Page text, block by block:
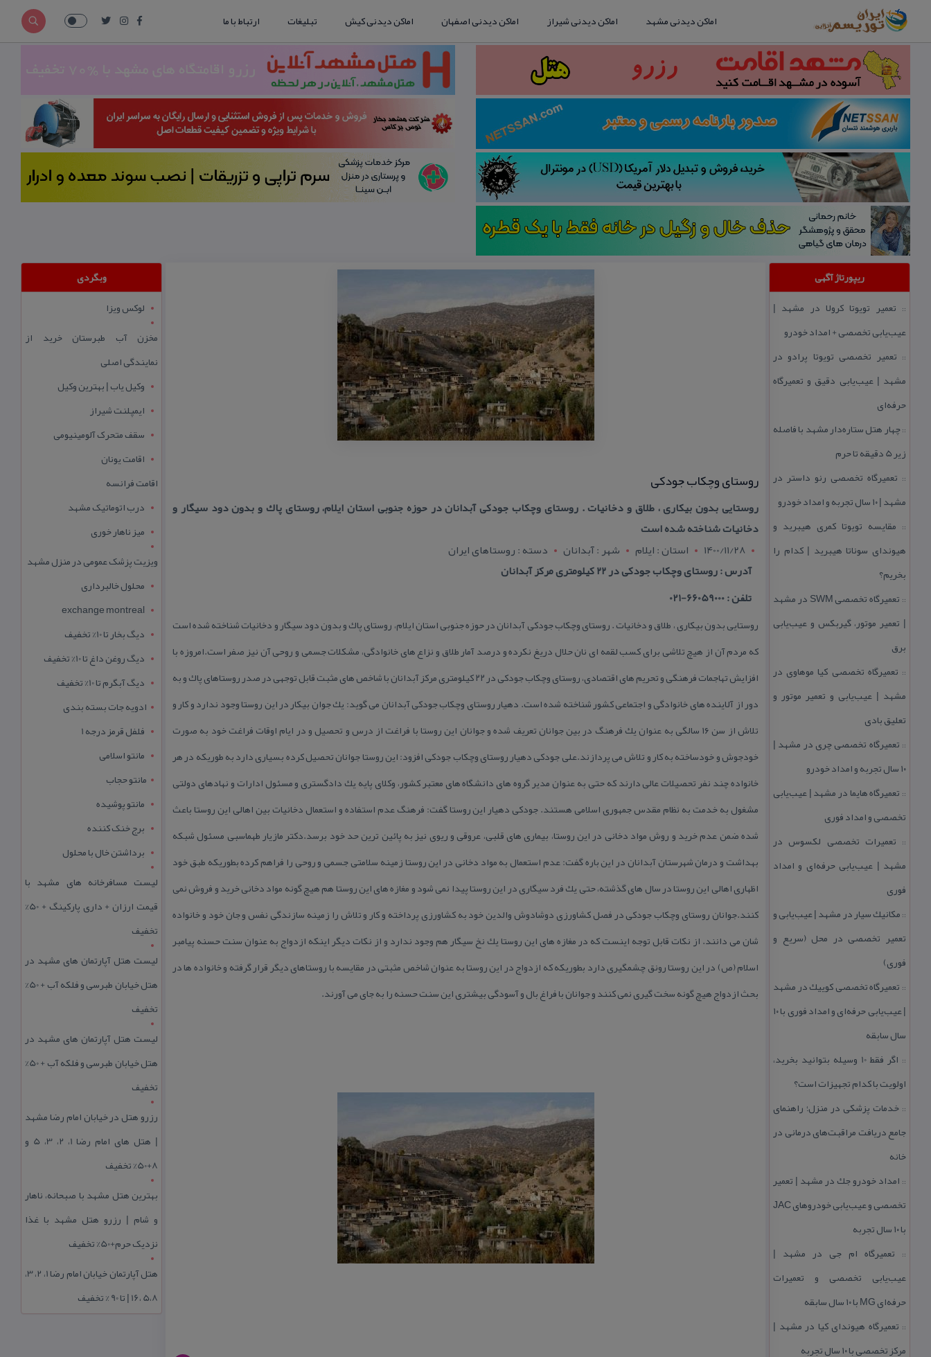
اماکن دیدنی مشهد اماکن دیدنی شیراز اماکن دیدنی اصفهان اماکن دیدنی کیش تبلیغات ارتباط با ما
ریپورتاژ آگهی
:: تعمیر تویوتا كرولا در مشهد |
عیب‌یابی تخصصی + امداد خودرو
:: تعمیر تخصصی تویوتا پرادو در
مشهد | عیب‌یابی دقیق و تعمیرگاه
حرفه‌ای
::چهار هتل‌ ستاره‌دار مشهد با فاصله
زیر 5 دقیقه تا حرم
:: تعمیرگاه تخصصی رنو داستر در
مشهد | ۱۰ سال تجربه و امداد خودرو
:: مقایسه تویوتا كمری هیبرید و
هیوندای سوناتا هیبرید | كدام را
بخریم؟
::
تعمیرگاه تخصصی SWM در مشهد
| تعمیر موتور، گیربكس و عیب‌یابی
برق
:: تعمیرگاه تخصصی كیا موهاوی در
مشهد | عیب‌یابی و تعمیر موتور و
تعلیق بادی
:: تعمیرگاه تخصصی چری در مشهد |
۱۰ سال تجربه و امداد خودرو
:: تعمیرگاه هایما در مشهد | عیب‌یابی
تخصصی و امداد فوری
:: تعمیرات تخصصی لكسوس در
مشهد | عیب‌یابی حرفه‌ای و امداد
فوری
:: مكانیك سیار در مشهد | عیب‌یابی و
تعمیر تخصصی در محل (سریع و
فوری)
:: تعمیرگاه تخصصی كوییك در مشهد
| عیب‌یابی حرفه‌ای و امداد فوری با ۱۰
سال سابقه
::
اگر فقط 10 وسیله بتوانید بخرید،
اولویت با كدام تجهیزات است؟
:: خدمات پزشكی در منزل؛ راهنمای
جامع دریافت مراقبت‌های درمانی در
خانه
:: امداد خودرو جك در مشهد | تعمیر
تخصصی و عیب‌یابی خودروهای JAC
با ۱۰ سال تجربه
:: تعمیرگاه ام جی در مشهد |
عیب‌یابی تخصصی و تعمیرات
حرفه‌ای MG با ۱۰ سال سابقه
:: تعمیرگاه هیوندای كیا در مشهد |
مركز تخصصی با ۱۰ سال تجربه
روستای وچكاب جودكی
روستایی بدون بیكاری ، طلاق و دخانیات . روستای وچكاب جودكی آبدانان در حوزه جنوبی استان ایلام، روستای پاك و بدون دود سیگار و
دخانیات شناخته شده است
1400/11/28
استان : ايلام شهر : آبدانان
دسته : روستاهای ایران
آدرس : روستای وچكاب جودكی در ۲۲ كیلومتری مركز آبدانان
تلفن : 66059000-021
روستایی بدون بیكاری ، طلاق و دخانیات . روستای وچكاب جودكی آبدانان در حوزه جنوبی استان ایلام، روستای پاك و بدون دود سیگار و دخانیات شناخته شده است
كه مردم آن از هیچ تلاشی برای كسب لقمه ای نان حلال دریغ نكرده و درصد آمار طلاق و نزاع های خانوادگی، مشكلات جسمی و روحی آن نیز صفر است.امروزه با
افزایش تهاجمات فرهنگی و تحریم های اقتصادی، روستای وچكاب جودكی در ۲۲ كیلومتری مركز آبدانان با شاخص های مثبت قابل توجهی در صدر روستاهای پاك و به
دور از آلاینده های خانوادگی و اجتماعی كشور شناخته شده است. دهیار روستای وچكاب جودكی آبدانان می گوید: یك جوان بیكار در این روستا وجود ندارد و كار و
تلاش از سن ۱۶ سالگی به عنوان یك فرهنگ در بین جوانان تعریف شده و جوانان این روستا با فراغت از درس و تحصیل و در ایام اوقات فراغت خود به صورت
خودجوش و خودساخته به كار و تلاش می پردازند.علی جودكی دهیار روستای وچكاب جودكی افزود: این روستا جوانان تحصیل كرده بسیاری دارد به طوریكه در هر
خانواده چند نفر تحصیلات عالی دارند كه حتی به عنوان مدیر گروه های دانشگاه های معتبر كشور، وكلای پایه یك دادگستری و مسئول ادارات و نهادهای دولتی
مشغول به خدمت به نظام مقدس جمهوری اسلامی هستند. جودكی دهیار این روستا گفت: فرهنگ عدم استفاده و استعمال دخانیات بین اهالی این روستا باعث
شده ضمن عدم خرید و روش مواد دخانی در این روستا، بیماری های قلبی، عروقی و ریوی نیز به پائین ترین حد خود برسد.دكتر مازیار طهماسبی مسئول شبكه
بهداشت و درمان شهرستان آبدانان در این باره گفت: عدم استعمال به مواد دخانی در این روستا زمینه سلامتی جسمی و روحی را فراهم كرده بطوریكه طبق خود
اظهاری اهالی این روستا در سال های گذشته، حتی یك فرد سیگاری در این روستا پیدا نمی شود و مغازه های این روستا هم هیچ گونه مواد دخانی خرید و فروش نمی
كنند.جوانان روستای وچكاب جودكی در فصل كشاورزی دوشادوش والدین خود به كشاورزی پرداخته و كار و تلاش را زمینه سازندگی نفس و جان خود و خانواده
شان می دانند. از نكات قابل توجه اینست كه در مغازه های این روستا یك نخ سیگار هم وجود ندارد و از نكات دیگر اینكه ازدواج به عنوان سنت حسنه پیامبر
اسلام (ص) در این روستا رونق چشمگیری دارد بطوریكه كه ازدواج در این روستا به عنوان شاخص مثبتی در مقایسه با روستاهای دیگر قرار گرفته و خانواده ها در
بحث ازدواج هیچ گونه سخت گیری نمی كنند و جوانان با فراغ بال و آسودگی بیشتری این سنت حسنه را به جای می آورند.
وبگردی
لوکس ویزا
مخزن آب طبرستان خرید از
نمایندگی اصلی
وکیل یاب | بهترین وکیل
ایمپلنت شیراز
سقف متحرک آلومینیومی
اقامت یونان
اقامت فرانسه
درب اتوماتیک مشهد
میز ناهار خوری
ویزیت پزشک عمومی در منزل مشهد
محلول خالبرداری
exchange montreal
دیگ بخار تا 10% تخفیف
دیگ روغن داغ تا 10% تخفیف
دیگ آبگرم تا 10% تخفیف
ادویه جات بسته بندی
فلفل قرمز درجه 1
مانتو اسلامی
مانتو حجاب
مانتو پوشیده
برج خنک کننده
برداشتن خال با محلول
لیست مسافرخانه های مشهد با
قیمت ارزان + داری پارکینگ + 50%
تخفیف
لیست هتل آپارتمان های مشهد در
هتل خیابان طبرسی و فلکه آب + 50%
تخفیف
لیست هتل آپارتمان های مشهد در
هتل خیابان طبرسی و فلکه آب + 50%
تخفیف
رزرو هتل در خیابان امام رضا مشهد
| هتل‌ های امام رضا 1، 2، 3، 5 و
8+50% تخفیف
بهترین هتل مشهد با صبحانه، ناهار
و شام | رزرو هتل مشهد با غذا
نزدیک حرم+50% تخفیف
هتل آپارتمان خیابان امام رضا 1، 2، 3،
5،8 ،16 | تا 90 % تخفیف